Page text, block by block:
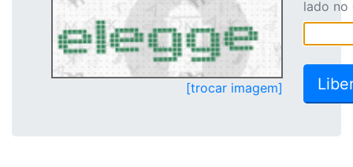
[trocar imagem]
lado no